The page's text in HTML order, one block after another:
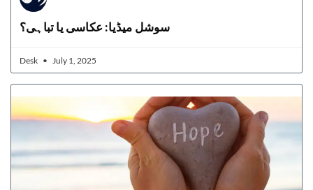
سوشل میڈیا: عکاسی یا تباہی؟
Desk July 1, 2025